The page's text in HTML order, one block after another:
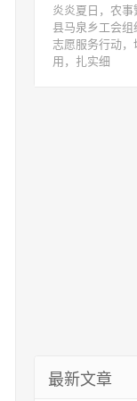
炎炎夏日，农
县马泉乡工会组
志愿服务行动
用，扎实细
最新文章